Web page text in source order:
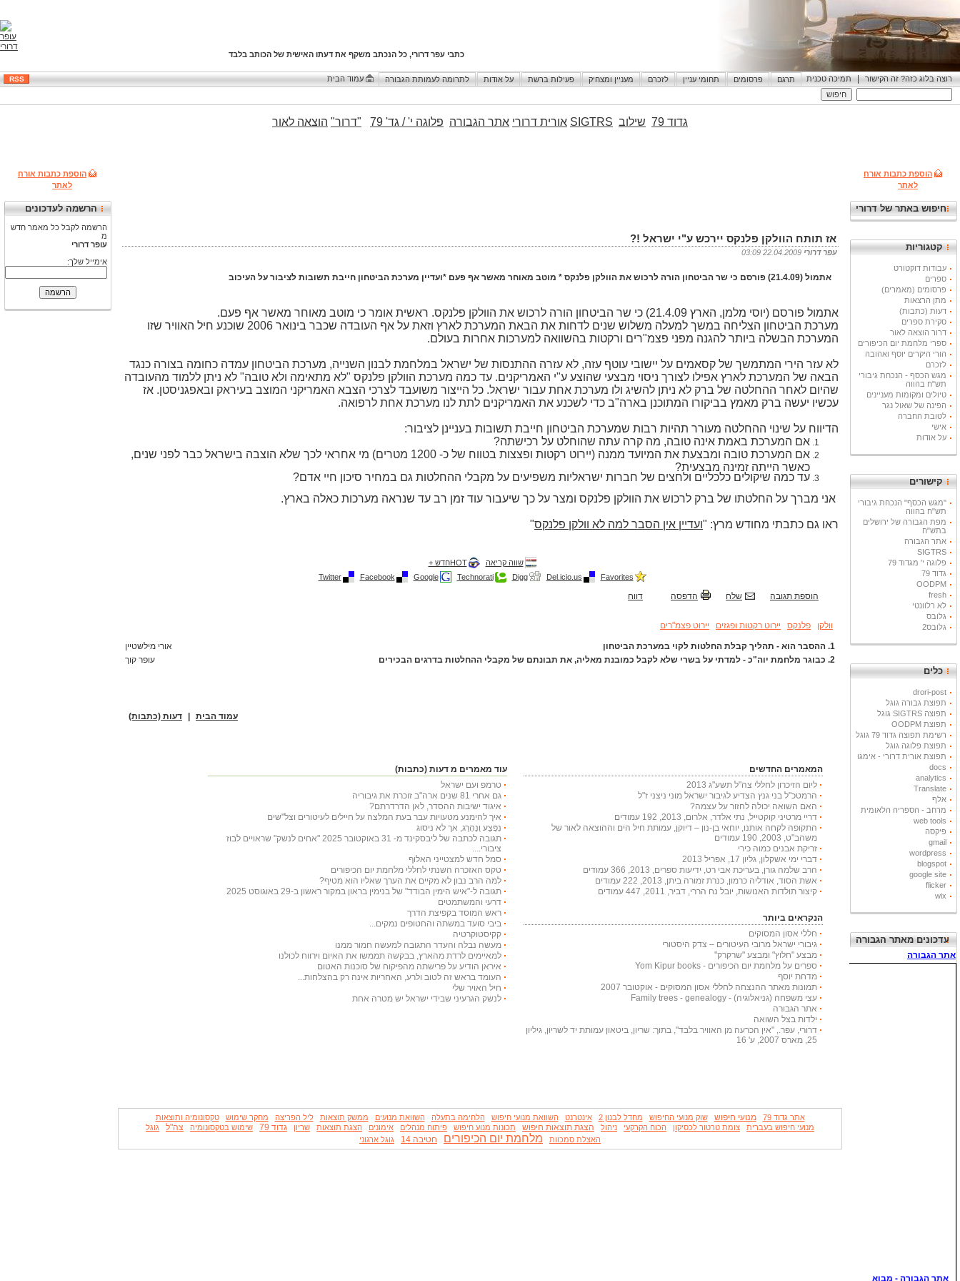
כתבי עפר דרורי, כל הנכתב משקף את דעתו האישית של הכותב בלבד
RSS רוצה בלוג כזה? זה הקישור | תמיכה טכנית תרגם פרסומים תחומי עניין לזכרם מעניין ומצחיק פעילות ברשת על אודות לתרומה לעמותת הגבורה עמוד הבית
הוספת כתבות אורח
לאתר
הרשמה לעדכונים
הרשמה לקבל כל מאמר חדש
מ
עופר דרורי
אימייל שלך:
הוספת כתבות אורח
לאתר
חיפוש באתר של דרורי
קטגוריות
עבודות דוקטורט
ספרים
פרסומים (מאמרים)
מתן הרצאות
דעות (כתבות)
סקירת ספרים
דרור הוצאה לאור
ספרי מלחמת יום הכיפורים
הורי היקרים יוסף ואהובה
לזכרם
מגש הכסף - הנכחת גיבורי
תש"ח בהווה
טיולים ומקומות מעניינים
הפינה של שאול נגר
לטובת החברה
אישי
על אודות
קישורים
"מגש הכסף" הנכחת גיבורי
תש"ח בהווה
מפת הגבורה של ירושלים
בתש"ח
אתר הגבורה
SIGTRS
פלוגה י' מגדוד 79
גדוד 79
OODPM
fresh
לא רלוונטי
גלובס
גלובס2
כלים
drori-post
תפוצת גבורה גוגל
תפוצה SIGTRS גוגל
תפוצת OODPM
רשימת תפוצה גדוד 79 גוגל
תפוצת פלוגה גוגל
תפוצת אורית דרורי - אימגו
docs
analytics
Translate
אלף
מרחב - הספריה הלאומית
web tools
פיקסה
gmail
wordpress
blogspot
google site
flicker
wix
עדכונים מאתר הגבורה
גדוד 79 שילוב SIGTRS אורית דרורי אתר הגבורה פלוגה י' / גד' 79 "דרור" הוצאה לאור
אז תותח הוולקן פלנקס יירכש ע"י ישראל !?
עפר דרורי
אתמול (21.4.09) פורסם כי שר הביטחון הורה לרכוש את הוולקן פלנקס * מוטב מאוחר מאשר אף פעם *ועדיין מערכת הביטחון חייבת תשובות לציבור על העיכוב
אתמול פורסם (יוסי מלמן, הארץ 21.4.09) כי שר הביטחון הורה לרכוש את הוולקן פלנקס. ראשית אומר כי מוטב מאוחר מאשר אף פעם.
מערכת הביטחון הצליחה במשך למעלה משלוש שנים לדחות את הבאת המערכת לארץ וזאת על אף העובדה שכבר בינואר 2006 שוכנע חיל האוויר שזו
המערכת הבשלה ביותר להגנה מפני פצמ"רים ורקטות בהשוואה למערכות אחרות בעולם.
לא עזר הירי המתמשך של קסאמים על יישובי עוטף עזה, לא עזרה ההתנסות של ישראל במלחמת לבנון השנייה, מערכת הביטחון עמדה כחומה בצורה כנגד
הבאה של המערכת לארץ אפילו לצורך ניסוי מבצעי שהוצע ע"י האמריקנים. עד כמה מערכת הוולקן פלנקס "לא מתאימה ולא טובה" לא ניתן ללמוד מהעובדה
שהיום לאחר ההחלטה של ברק לא ניתן להשיג ולו מערכת אחת עבור ישראל. כל הייצור משועבד לצרכי הצבא האמריקני המוצב בעיראק ובאפגניסטן. אז
עכשיו יעשה ברק מאמץ בביקורו המתוכנן בארה"ב כדי לשכנע את האמריקנים לתת לנו מערכת אחת לרפואה.
הדיווח על שינוי ההחלטה מעורר תהיות רבות שמערכת הביטחון חייבת תשובות בעניינן לציבור:
אם המערכת באמת אינה טובה, מה קרה עתה שהוחלט על רכישתה?
אם המערכת טובה ומבצעת את המיועד ממנה (יירוט רקטות ופצצות בטווח של כ- 1200 מטרים ) מי אחראי לכך שלא הוצבה בישראל כבר לפני שנים,
כאשר הייתה זמינה מבצעית?
עד כמה שיקולים כלכליים ולחצים של חברות ישראליות משפיעים על מקבלי ההחלטות גם במחיר סיכון חיי אדם?
אני מברך על החלטתו של ברק לרכוש את הוולקן פלנקס ומצר על כך שיעבור עוד זמן רב עד שנראה מערכות כאלה בארץ.
ראו גם כתבתי מחודש מרץ: "ועדיין אין הסבר למה לא וולקן פלנקס"
שווה קריאה
HOTחדש +
Favorites
Del.icio.us
Digg
Technorati
Google
Facebook
Twitter
הוספת תגובה שלח הדפסה דווח
וולקן פלנקס יירוט רקטות ופגזים יירוט פצמ"רים
אורי מילשטיין 1. ההסבר הוא - תהליך קבלת החלטות לקוי במערכת הביטחון
עופר קוך
2. כבוגר מלחמת יוה"כ - למדתי על בשרי שלא לקבל כמובנת מאליה, את תבונתם של מקבלי ההחלטות בדרגים הבכירים
עמוד הבית דעות (כתבות)
המאמרים החדשים
ליום הזיכרון לחללי צה"ל תשע"ג 2013
הרמטכ"ל בני גנץ הצדיע לגיבור ישראל מוני ניצני ז"ל
האם השואה יכולה לחזור על עצמה?
דריי מרטיני קוקטייל, נתי אלדר, אלרום, 2013, 192 עמודים
התקופה לקחה אותנו, יוחאי בן-נון – דיוקן, עמותת חיל הים וההוצאה לאור של
משהב"ט, 2003, 190 עמודים
זריקת אבנים כמוה כירי
דברי ימי אשקלון, גליון 17, אפריל 2013
הרב שלמה גורן, בעריכת אבי רט, ידיעות ספרים, 2013, 366 עמודים
אשת הסוד, אודליה כרמון, כנרת זמורה ביתן, 2013, 222 עמודים
קיצור תולדות האנושות, יובל נח הררי, דביר, 2011, 447 עמודים
הנקראים ביותר
חללי אסון המסוקים
גיבורי ישראל מרובי העיטורים – צדק היסטורי
מבצע "חלוץ" ומבצע "שרקרק"
ספרים על מלחמת יום הכיפורים - Yom Kipur books
מדחת יוסף
תמונות מאתר ההנצחה לחללי אסון המסוקים - אוקטובר 2007
עצי משפחה (גניאלוגיה) - Family trees - genealogy
אתר הגבורה
ילדות בצל השואה
דרורי, עפר., "אין הכרעה מן האוויר בלבד", בתוך: שריון, ביטאון עמותת יד לשריון, גיליון
25, מארס 2007, ע' 16
עוד מאמרים מ דעות (כתבות)
טרמפ ועם ישראל
גם אחרי 81 שנים ארה"ב זוכרת את גיבוריה
איגוד ישיבות ההסדר, לאן הדרדרתם?
איך להימנע מטעויות עבר בעת המלצה על חיילים לעיטורים וצל"שים
נִפָּצַע וְנֵהָרֵג, אך לא ניסוג
תגובה לכתבה של ליבסקינד מ- 31 באוקטובר 2025 "אחים לנשק" שראויים לבוז
ציבורי....
סמל חדש למצטייני האלוף
טקס האזכרה השנתי לחללי מלחמת יום הכיפורים
למה הרב נבון לא מקיים את הערך שאליו הוא מטיף?
תגובה ל-"איש הימין הבודד" של בנימין בראון במקור ראשון ב-29 באוגוסט 2025
דרעי והמשתמטים
ראש המוסד בקפיצת הדרך
ביבי סועד במשתה והחטופים נמקים...
קקיסטוקרטיה
מעשה נבלה והעדר התגובה למעשה חמור ממנו
למאיימים לרדת מהארץ, בבקשה תממשו את האיום וירווח לכולנו
איראן הודיע על פרישתה מהפיקוח של סוכנות האטום
העומד בראש זה לטוב ולרע, האחריות אינה רק בהצלחות...
חיל האויר שלי
לנשק הגרעיני שבידי ישראל יש מטרה אחת
אתר גדוד 79 מנועי חיפוש שוק מנועי החיפוש מחדל לבנון 2 אינטרנט השוואת מנועי חיפוש הלחימה בתעלה השוואת מנועים ממשק תוצאות ליל הפריצה מחקר שימוש
טקסונומיה ותוצאות
מנועי חיפוש בעברית
צומת טרטור לכסיקון הכוח הקרקעי ניהול הצגת תוצאות חיפוש תכונות מנוע חיפוש פיתוח מנהלים אימונים הצגת תוצאות שריון גדוד 79 שימוש בטקסונומיה צה"ל
גוגל
האצלת סמכוות
מלחמת יום הכיפורים חטיבה 14 גוגל ארגוני